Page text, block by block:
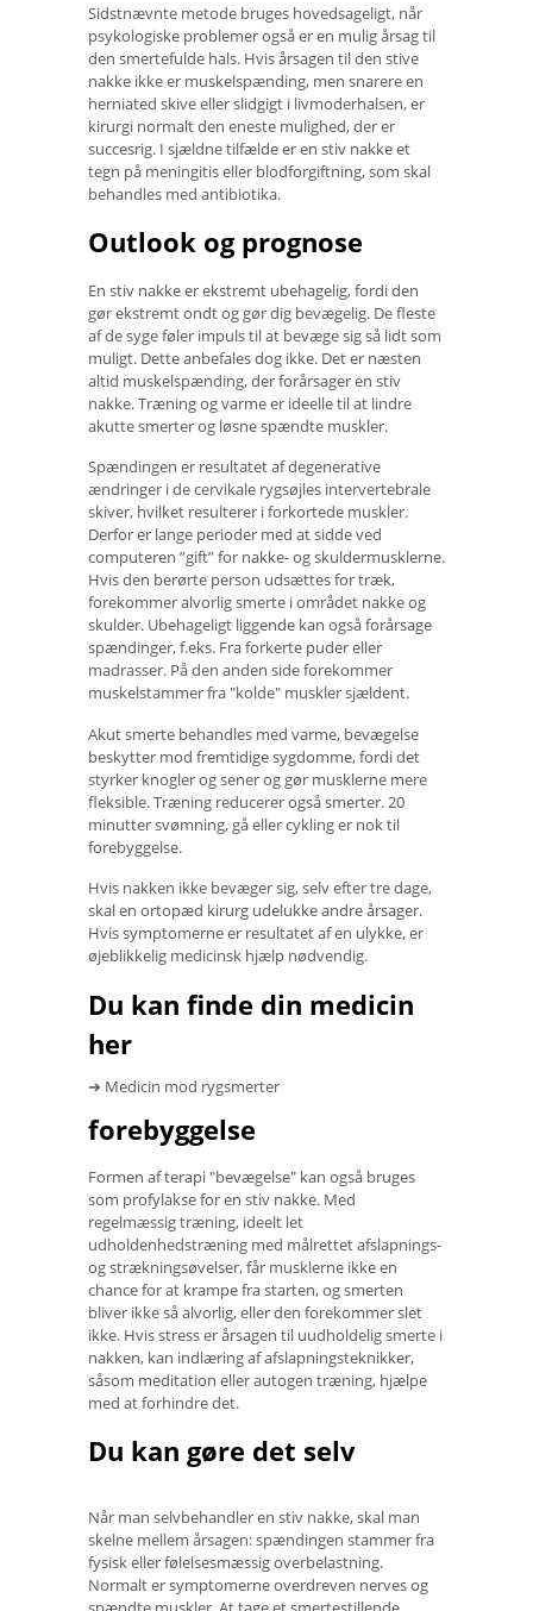
Sidstnævnte metode bruges hovedsageligt, når
psykologiske problemer også er en mulig årsag til
den smertefulde hals. Hvis årsagen til den stive
nakke ikke er muskelspænding, men snarere en
herniated skive eller slidgigt i livmoderhalsen, er
kirurgi normalt den eneste mulighed, der er
succesrig. I sjældne tilfælde er en stiv nakke et
tegn på meningitis eller blodforgiftning, som skal
behandles med antibiotika.
Outlook og prognose
En stiv nakke er ekstremt ubehagelig, fordi den
gør ekstremt ondt og gør dig bevægelig. De fleste
af de syge føler impuls til at bevæge sig så lidt som
muligt. Dette anbefales dog ikke. Det er næsten
altid muskelspænding, der forårsager en stiv
nakke. Træning og varme er ideelle til at lindre
akutte smerter og løsne spændte muskler.
Spændingen er resultatet af degenerative
ændringer i de cervikale rygsøjles intervertebrale
skiver, hvilket resulterer i forkortede muskler.
Derfor er lange perioder med at sidde ved
computeren ”gift” for nakke- og skuldermusklerne.
Hvis den berørte person udsættes for træk,
forekommer alvorlig smerte i området nakke og
skulder. Ubehageligt liggende kan også forårsage
spændinger, f.eks. Fra forkerte puder eller
madrasser. På den anden side forekommer
muskelstammer fra "kolde" muskler sjældent.
Akut smerte behandles med varme, bevægelse
beskytter mod fremtidige sygdomme, fordi det
styrker knogler og sener og gør musklerne mere
fleksible. Træning reducerer også smerter. 20
minutter svømning, gå eller cykling er nok til
forebyggelse.
Hvis nakken ikke bevæger sig, selv efter tre dage,
skal en ortopæd kirurg udelukke andre årsager.
Hvis symptomerne er resultatet af en ulykke, er
øjeblikkelig medicinsk hjælp nødvendig.
Du kan finde din medicin
her
➔ Medicin mod rygsmerter
forebyggelse
Formen af ​​terapi "bevægelse" kan også bruges
som profylakse for en stiv nakke. Med
regelmæssig træning, ideelt let
udholdenhedstræning med målrettet afslapnings-
og strækningsøvelser, får musklerne ikke en
chance for at krampe fra starten, og smerten
bliver ikke så alvorlig, eller den forekommer slet
ikke. Hvis stress er årsagen til uudholdelig smerte i
nakken, kan indlæring af afslapningsteknikker,
såsom meditation eller autogen træning, hjælpe
med at forhindre det.
Du kan gøre det selv
Når man selvbehandler en stiv nakke, skal man
skelne mellem årsagen: spændingen stammer fra
fysisk eller følelsesmæssig overbelastning.
Normalt er symptomerne overdreven nerves og